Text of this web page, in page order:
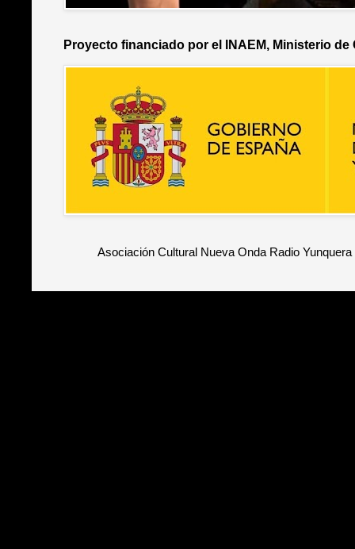
Proyecto financiado por el INAEM, Ministerio de
Asociación Cultural Nueva Onda Radio